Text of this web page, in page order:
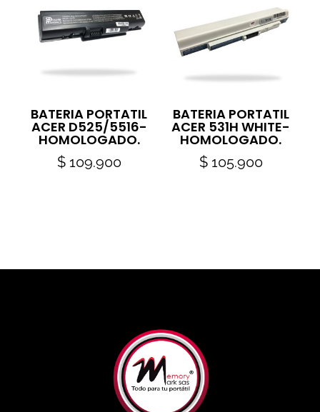
BATERIA PORTATIL
ACER D525/5516-
HOMOLOGADO.
$109.900
BATERIA PORTATIL
ACER 531H WHITE-
HOMOLOGADO.
$105.900